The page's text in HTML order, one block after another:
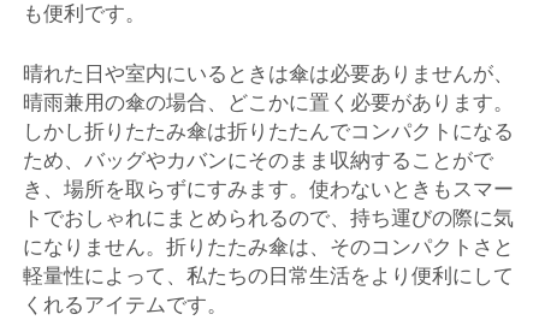
も便利です。
晴れた日や室内にいるときは傘は必要ありませんが、
晴雨兼用の傘の場合、どこかに置く必要があります。
しかし折りたたみ傘は折りたたんでコンパクトになる
ため、バッグやカバンにそのまま収納することがで
き、場所を取らずにすみます。使わないときもスマー
トでおしゃれにまとめられるので、持ち運びの際に気
になりません。折りたたみ傘は、そのコンパクトさと
軽量性によって、私たちの日常生活をより便利にして
くれるアイテムです。